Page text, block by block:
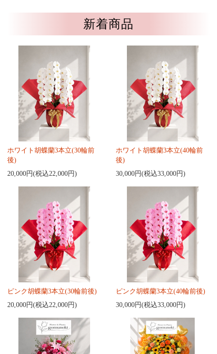
新着商品
ホワイト胡蝶蘭3本立(30輪前
後)
20,000円(税込22,000円)
ホワイト胡蝶蘭3本立(40輪前
後)
30,000円(税込33,000円)
ピンク胡蝶蘭3本立(30輪前後)
20,000円(税込22,000円)
ピンク胡蝶蘭3本立(40輪前後)
30,000円(税込33,000円)